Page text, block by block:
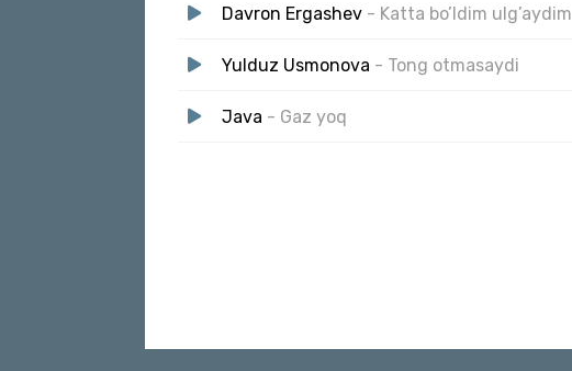
Davron Ergashev - Katta bo’ldim ulg’aydim
Yulduz Usmonova - Tong otmasaydi
Java - Gaz yoq